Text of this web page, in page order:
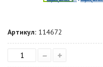
Артикул: 114672
– +